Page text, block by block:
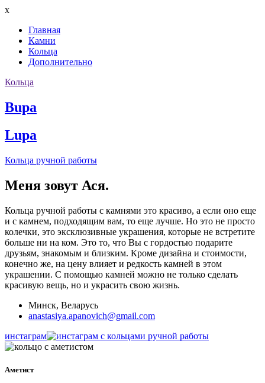
x
Главная
Камни
Кольца
Дополнительно
Кольца
Bupa
Lupa
Кольца ручной работы
Меня зовут Ася.
Кольца ручной работы с камнями это красиво, а если оно еще
и с камнем, подходящим вам, то еще лучше. Но это не просто
колечки, это эксклюзивные украшения, которые не встретите
больше ни на ком. Это то, что Вы с гордостью подарите
друзьям, знакомым и близким. Кроме дизайна и стоимости,
конечно же, на цену влияет и редкость камней в этом
украшении. С помощью камней можно не только сделать
красивую вещь, но и украсить свою жизнь.
Минск, Веларусь
anastasiya.apanovich@gmail.com
инстаграм
Аметист